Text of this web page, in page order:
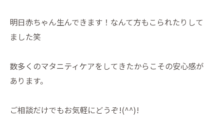
明日赤ちゃん生んできます！なんて方もこられたりして
ました笑
数多くのマタニティケアをしてきたからこその安心感が
あります。
ご相談だけでもお気軽にどうぞ!(^^)!